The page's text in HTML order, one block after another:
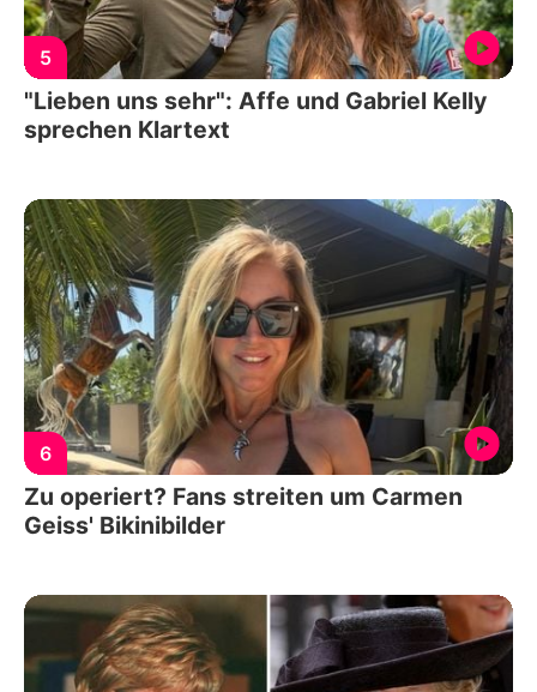
5
"Lieben uns sehr": Affe und Gabriel Kelly
sprechen Klartext
6
Zu operiert? Fans streiten um Carmen
Geiss' Bikinibilder